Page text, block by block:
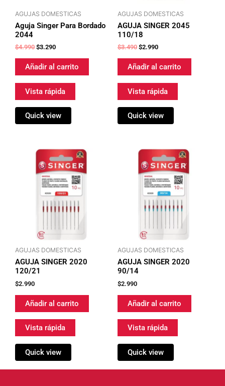
AGUJAS DOMESTICAS
Aguja Singer Para Bordado
2044
$4.990 $3.290
Añadir al carrito
Vista rápida
Quick view
AGUJAS DOMESTICAS
AGUJA SINGER 2045
110/18
$3.490 $2.990
Añadir al carrito
Vista rápida
Quick view
AGUJAS DOMESTICAS
AGUJA SINGER 2020
120/21
$2.990
Añadir al carrito
Vista rápida
Quick view
AGUJAS DOMESTICAS
AGUJA SINGER 2020
90/14
$2.990
Añadir al carrito
Vista rápida
Quick view